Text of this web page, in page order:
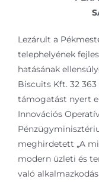
Lezárult a
telephelyének
hatásának
Biscuits Kft. 32
támogatást nyert
Innovációs
meghirdetett „A
modern üzleti és
való